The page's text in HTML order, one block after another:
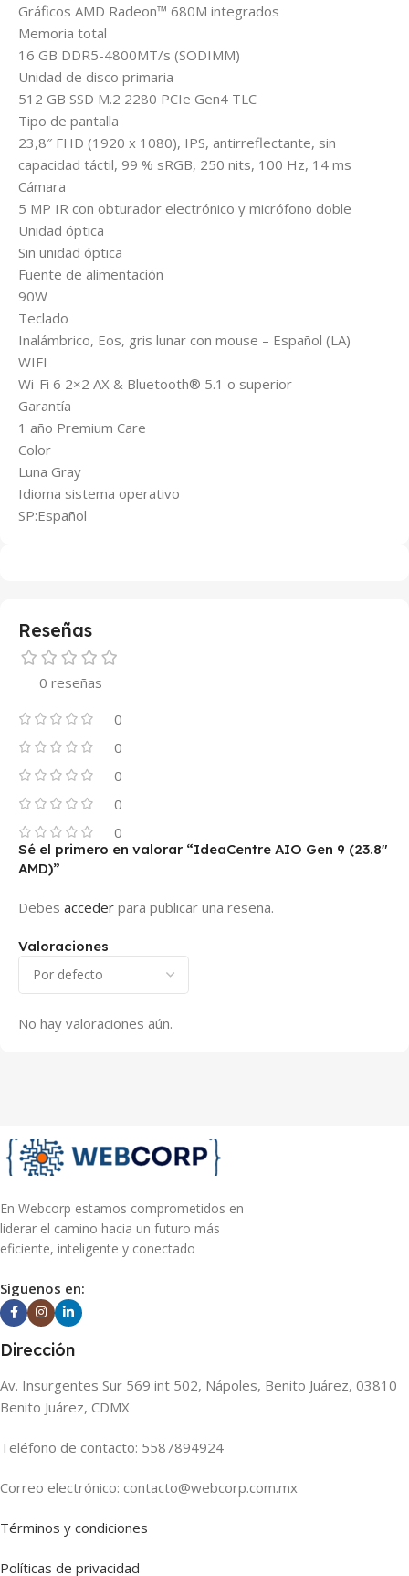
Gráficos AMD Radeon™ 680M integrados
Memoria total
16 GB DDR5-4800MT/s (SODIMM)
Unidad de disco primaria
512 GB SSD M.2 2280 PCIe Gen4 TLC
Tipo de pantalla
23,8″ FHD (1920 x 1080), IPS, antirreflectante, sin
capacidad táctil, 99 % sRGB, 250 nits, 100 Hz, 14 ms
Cámara
5 MP IR con obturador electrónico y micrófono doble
Unidad óptica
Sin unidad óptica
Fuente de alimentación
90W
Teclado
Inalámbrico, Eos, gris lunar con mouse – Español (LA)
WIFI
Wi-Fi 6 2×2 AX & Bluetooth® 5.1 o superior
Garantía
1 año Premium Care
Color
Luna Gray
Idioma sistema operativo
SP:Español
Reseñas
0 reseñas
0
0
0
0
0
Valoraciones
No hay valoraciones aún.
Sé el primero en valorar “IdeaCentre AIO Gen 9 (23.8″
AMD)”
Debes acceder para publicar una reseña.
En Webcorp estamos comprometidos en
liderar el camino hacia un futuro más
eficiente, inteligente y conectado
Siguenos en:
Dirección
Av. Insurgentes Sur 569 int 502, Nápoles, Benito Juárez, 03810
Benito Juárez, CDMX
Teléfono de contacto: 5587894924
Correo electrónico: contacto@webcorp.com.mx
Términos y condiciones
Políticas de privacidad